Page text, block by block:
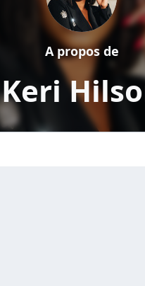
Keri
A propos de